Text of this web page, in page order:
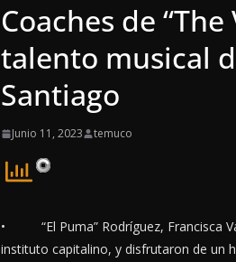
Coaches de
talento musical
Santiago
Junio 11, 2023 temuco
• “El Puma” Rodríguez, Francisca
instituto capitalino, y disfrutaron de un